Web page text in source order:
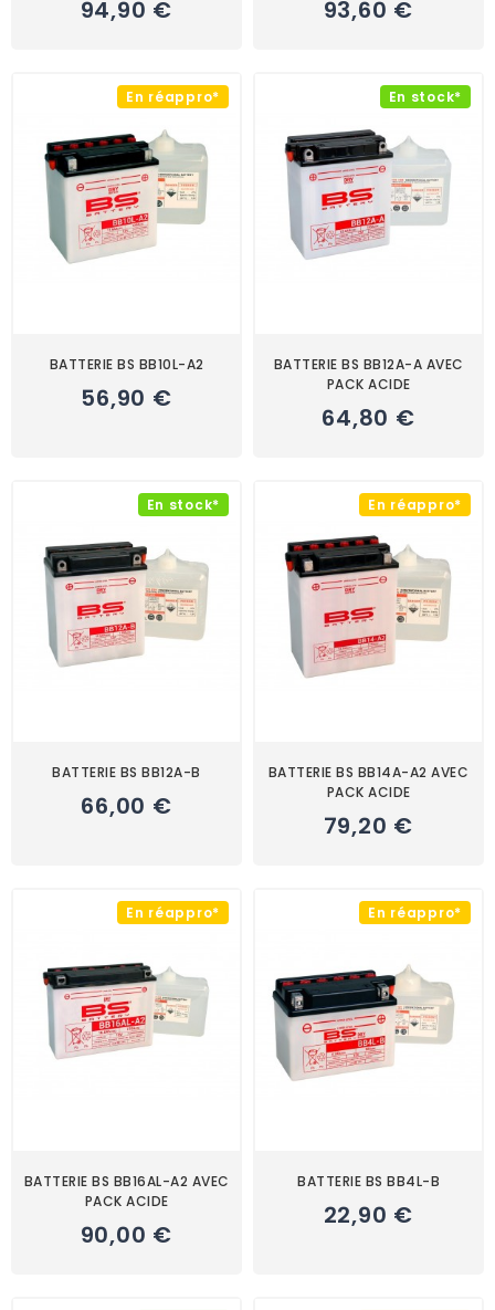
94,90 € 93,60 €
En réappro*
BATTERIE BS BB10L-A2
56,90 €
En stock*
BATTERIE BS BB12A-A AVEC
PACK ACIDE
64,80 €
En stock*
BATTERIE BS BB12A-B
66,00 €
En réappro*
BATTERIE BS BB14A-A2 AVEC
PACK ACIDE
79,20 €
En réappro*
BATTERIE BS BB16AL-A2 AVEC
PACK ACIDE
90,00 €
En réappro*
BATTERIE BS BB4L-B
22,90 €